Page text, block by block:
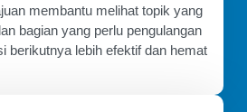
membantu melihat topik yang
bagian yang perlu pengulangan
berikutnya lebih efektif dan hemat